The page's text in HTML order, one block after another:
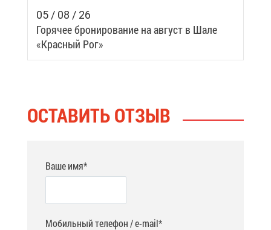
05 / 08 / 26
Го­ря­чее бро­ни­ро­ва­ние на ав­густ в Ша­ле
«Крас­ный Рог»
ОСТА­ВИТЬ ОТ­ЗЫВ
Ваше имя*
Мобильный телефон / e-mail*